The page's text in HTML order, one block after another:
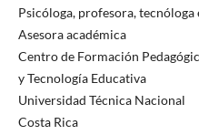
Psicóloga, profesora, tecnóloga
Asesora académica
Centro de Formación
y Tecnología Educativa
Universidad Técnica Nacional
Costa Rica